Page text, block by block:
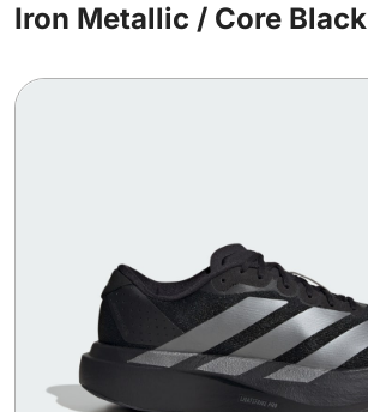
Iron Metallic / Core Black